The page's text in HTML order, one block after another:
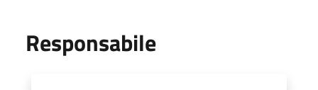
Responsabile